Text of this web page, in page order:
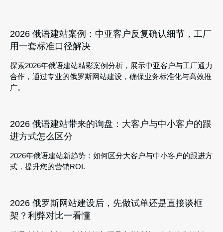
2026 俄语建站案例：中亚客户反复确认细节，工厂
用一套标准口径解决
探索2026年俄语建站精彩案例分析，展示中亚客户与工厂通力
合作，通过专业的俄罗斯网站建设，确保业务标准化与高效推
广。
2026 俄语建站带来的询盘：大客户与中小客户的跟
进方式怎么区分
2026年俄语建站新趋势：如何区分大客户与中小客户的跟进方
式，提升您的营销ROI.
2026 俄罗斯网站建设后，先做试单还是直接谈框
架？利弊对比一看懂